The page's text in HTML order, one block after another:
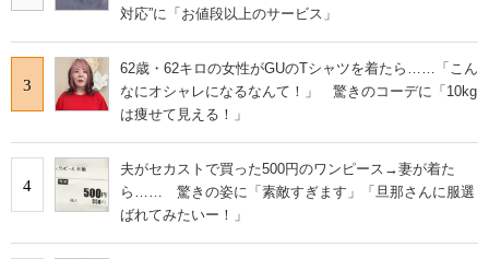
対応”に「お値段以上のサービス」
3
62歳・62キロの女性がGUのTシャツを着たら……「こん
なにオシャレになるなんて！」 驚きのコーデに「10kg
は痩せて見える！」
4
夫がセカストで買った500円のワンピース→妻が着た
ら…… 驚きの姿に「素敵すぎます」「旦那さんに服選
ばれてみたいー！」